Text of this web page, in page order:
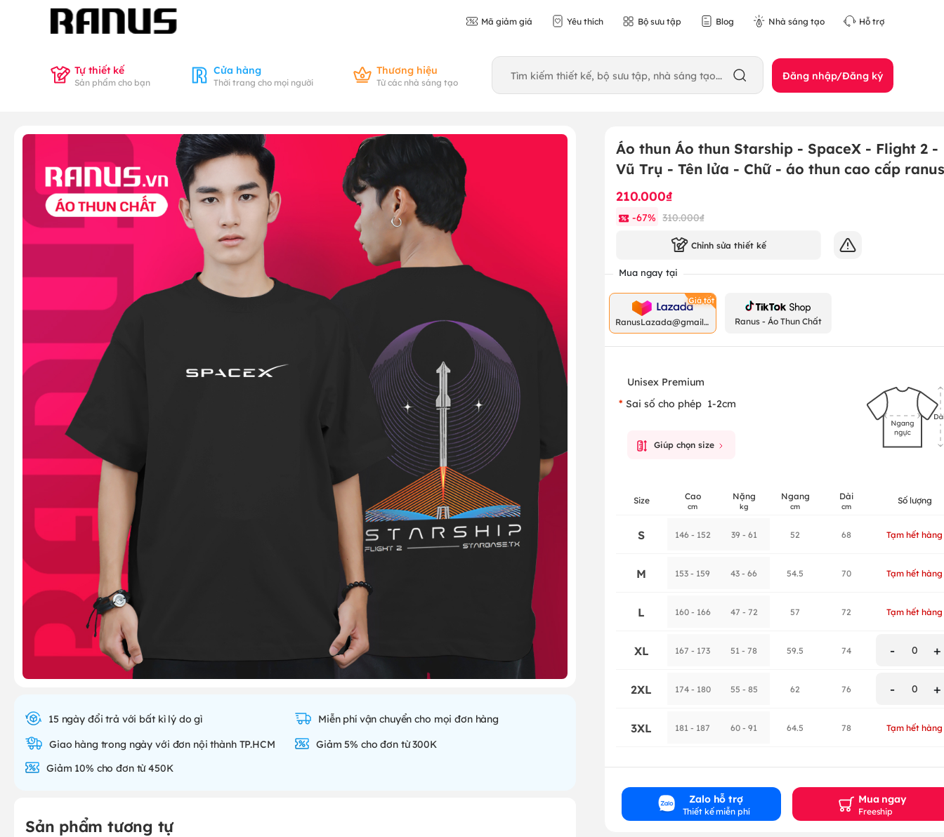
Mã giảm giá Yêu thích Bộ sưu tập Blog Nhà sáng tạo Hỗ trợ
Tự thiết kế
Sản phẩm cho bạn
Cửa hàng
Thời trang cho mọi người
Thương hiệu
Từ các nhà sáng tạo Đăng nhập/Đăng ký
15 ngày đổi trả với bất kì lý do gì
Miễn phí vận chuyển cho mọi đơn hàng
Giao hàng trong ngày với đơn nội thành TP.HCM
Giảm 5% cho đơn từ 300K
Giảm 10% cho đơn từ 450K
Sản phẩm tương tự
Áo thun Áo thun Starship - SpaceX - Flight 2 -
Vũ Trụ - Tên lửa - Chữ - áo thun cao cấp ranus
210.000₫
-67% 310.000₫
Chỉnh sửa thiết kế
Mua ngay tại
RanusLazada@gmail.
com
Ranus - Áo Thun Chất
Unisex Premium
Sai số cho phép 1-2cm
Giúp chọn size
Size Cao
cm
Nặng
kg
Ngang
cm
Dài
cm Số lượng
S 146 - 152 39 - 61 52 68 Tạm hết hàng
M 153 - 159 43 - 66 54.5 70 Tạm hết hàng
L 160 - 166 47 - 72 57 72 Tạm hết hàng
XL 167 - 173 51 - 78 59.5 74 - 0 +
2XL 174 - 180 55 - 85 62 76 - 0 +
3XL 181 - 187 60 - 91 64.5 78 Tạm hết hàng
Zalo hỗ trợ
Thiết kế miễn phí
Mua ngay
Freeship